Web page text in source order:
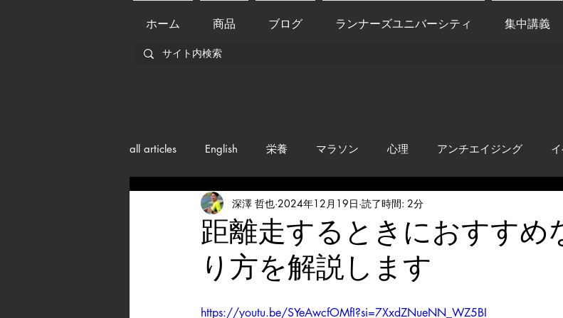
ホーム 商品 ブログ ランナーズユニバーシティ 集中講義
all articles English 栄養 マラソン 心理 アンチエイジング
メンバー紹介 Nutrition anti-inflammation
health mamagement セールス 走り方
距離走するときにおすすめ
り方を解説します
深澤 哲也 2024年12月19日 読了時間: 2分
https://youtu.be/SYeAwcfOMfI?si=7XxdZNueNN_WZ5BI